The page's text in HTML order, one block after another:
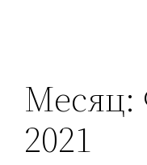
Месяц:
2021